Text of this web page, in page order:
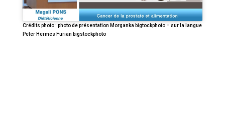
Crédits photo : photo de présentation Morganka bigtockphoto – sur la langue
Peter Hermes Furian bigstockphoto